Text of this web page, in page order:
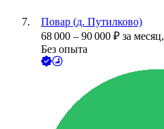
Повар (д. Путилково)
68 000 – 90 000 ₽ за месяц,
Без опыта